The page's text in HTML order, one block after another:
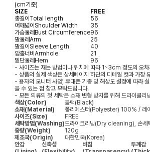
(cm기준)
SIZE
FREE
총길이Total length
56
어깨넓이Shoulder Width
35
가슴둘레Bust Circumference96
팔둘레Arm
25
팔길이Sleeve Length
40
암홀너비Armhole
21
밑단둘레Hem
96
- 사이즈는 재는 방법이나 위치에 따라 1~3cm 정도의 오차
- 상품의 실제 색상은 상세페이지 하단의 디테일 컷과 가장
- 용자의 모니터 사양, 휴대폰 기종 및 해상도 설정에 따라
을 수 있는 점 참고 부탁드립니다.
- 모든 의류의 첫 세탁은 소재 변형 방지를 위해 드라이클리
색상(Color)
블랙(Black)
소재(Material)
폴리에스터(Polyester) 100% /
사이즈(Size)
FREE
세탁방법(Washing)드라이크리닝(Dry cleaning), 손
중량(Weight)
120g
제조국(Origin)
대한민국(Korea)
안감
신축성
비침
두께감